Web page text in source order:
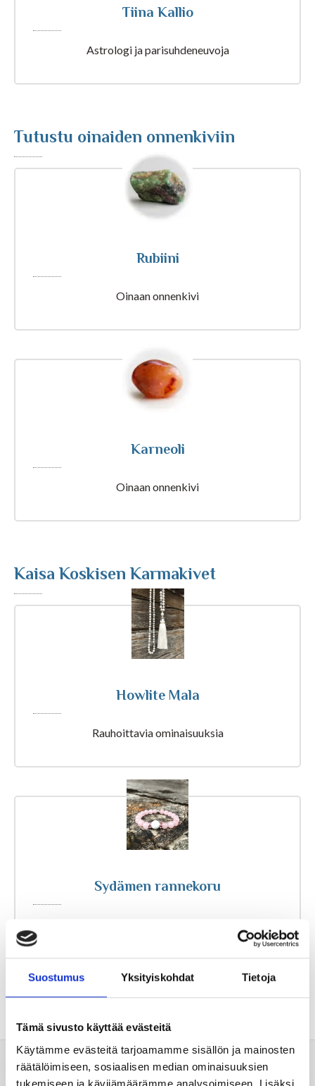
Suostumus Yksityiskohdat Tietoja
Tämä sivusto käyttää evästeitä
Käytämme evästeitä tarjoamamme sisällön ja mainosten
räätälöimiseen, sosiaalisen median ominaisuuksien
tukemiseen ja kävijämäärämme analysoimiseen. Lisäksi
Tajunnanvirta Tarotpöytä
Tajunnanvirta Biorytmi
Itsensä kehittäminen
Tarot
Unientulkintasanasto
Tiina Kallio
Astrologi ja parisuhdeneuvoja
Tutustu oinaiden onnenkiviin
Rubiini
Oinaan onnenkivi
Karneoli
Oinaan onnenkivi
Kaisa Koskisen Karmakivet
Howlite Mala
Rauhoittavia ominaisuuksia
Sydämen rannekoru
Valitse horoskooppi